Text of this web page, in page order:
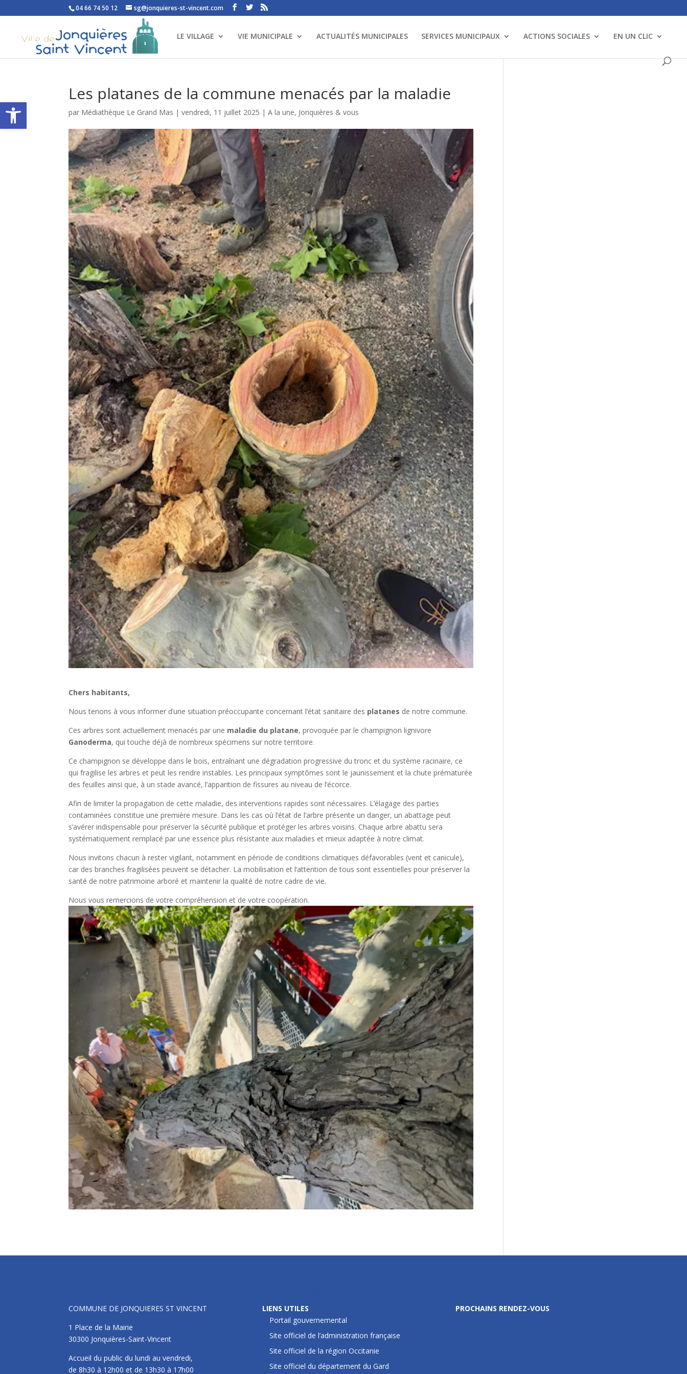
Ouvrir la barre d’outils
04 66 74 50 12 sg@jonquieres-st-vincent.com
LE VILLAGE VIE MUNICIPALE ACTUALITÉS MUNICIPALES SERVICES MUNICIPAUX ACTIONS SOCIALES EN UN CLIC
Les platanes de la commune menacés par la maladie
par Médiathèque Le Grand Mas |vendredi, 11 juillet 2025 |A la une, Jonquières & vous
Chers habitants,
Nous tenons à vous informer d’une situation préoccupante concernant l’état sanitaire des platanes de notre commune.
Ces arbres sont actuellement menacés par une maladie du platane, provoquée par le champignon lignivore
Ganoderma, qui touche déjà de nombreux spécimens sur notre territoire.
Ce champignon se développe dans le bois, entraînant une dégradation progressive du tronc et du système racinaire, ce
qui fragilise les arbres et peut les rendre instables. Les principaux symptômes sont le jaunissement et la chute prématurée
des feuilles ainsi que, à un stade avancé, l’apparition de fissures au niveau de l’écorce.
Afin de limiter la propagation de cette maladie, des interventions rapides sont nécessaires. L’élagage des parties
contaminées constitue une première mesure. Dans les cas où l’état de l’arbre présente un danger, un abattage peut
s’avérer indispensable pour préserver la sécurité publique et protéger les arbres voisins. Chaque arbre abattu sera
systématiquement remplacé par une essence plus résistante aux maladies et mieux adaptée à notre climat.
Nous invitons chacun à rester vigilant, notamment en période de conditions climatiques défavorables (vent et canicule),
car des branches fragilisées peuvent se détacher. La mobilisation et l’attention de tous sont essentielles pour préserver la
santé de notre patrimoine arboré et maintenir la qualité de notre cadre de vie.
Nous vous remercions de votre compréhension et de votre coopération.
COMMUNE DE JONQUIERES ST VINCENT
1 Place de la Mairie
30300 Jonquières-Saint-Vincent
Accueil du public du lundi au vendredi,
de 8h30 à 12h00 et de 13h30 à 17h00
LIENS UTILES
Portail gouvernemental
Site officiel de l’administration française
Site officiel de la région Occitanie
Site officiel du département du Gard
PROCHAINS RENDEZ-VOUS